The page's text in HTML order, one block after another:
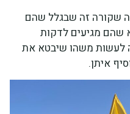
שקורה זה שבגלל שהם
שהם מגיעים לדקות
לעשות משהו שיבטא את
איתן.